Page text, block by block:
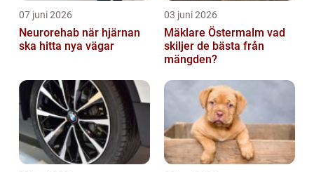
07 juni 2026
Neurorehab när hjärnan
ska hitta nya vägar
03 juni 2026
Mäklare Östermalm vad
skiljer de bästa från
mängden?